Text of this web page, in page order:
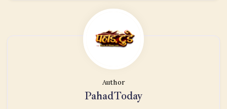
Author
PahadToday